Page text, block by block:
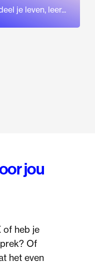
je leven, leer...
jou
of heb je
Of
het even